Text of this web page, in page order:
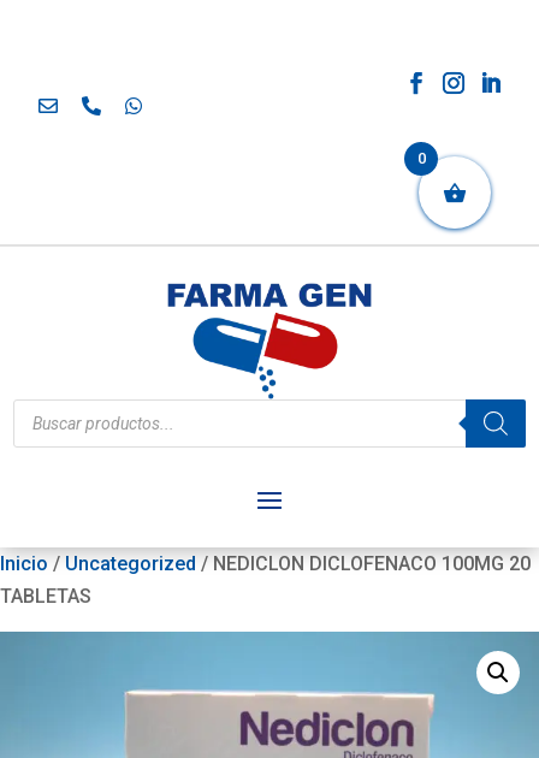
Búsqueda
de
productos
Inicio / Uncategorized / NEDICLON DICLOFENACO 100MG 20
TABLETAS
0